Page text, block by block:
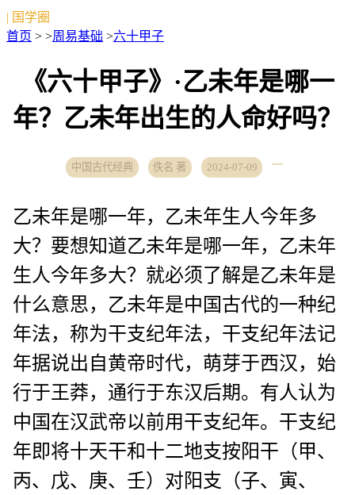
| 国学圈
首页 > >周易基础 >六十甲子
《六十甲子》·乙未年是哪一
年？乙未年出生的人命好吗？
中国古代经典 佚名 著 2024-07-09
乙未年是哪一年，乙未年生人今年多
大？要想知道乙未年是哪一年，乙未年
生人今年多大？就必须了解是乙未年是
什么意思，乙未年是中国古代的一种纪
年法，称为干支纪年法，干支纪年法记
年据说出自黄帝时代，萌芽于西汉，始
行于王莽，通行于东汉后期。有人认为
中国在汉武帝以前用干支纪年。干支纪
年即将十天干和十二地支按阳干（甲、
丙、戊、庚、壬）对阳支（子、寅、